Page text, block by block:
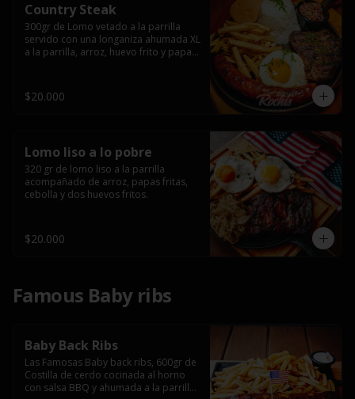
Country Steak
300gr de Lomo vetado a la parrilla
servido con una longaniza ahumada XL
a la parrilla, arroz, huevo frito y papas
$20.000
Lomo liso a lo pobre
320 gr de lomo liso a la parrilla
acompañado de arroz, papas fritas,
cebolla y dos huevos fritos.
$20.000
Famous Baby ribs
Baby Back Ribs
Las Famosas Baby back ribs, 600gr de
Costilla de cerdo cocinada al horno
con salsa BBQ y ahumada a la parrilla